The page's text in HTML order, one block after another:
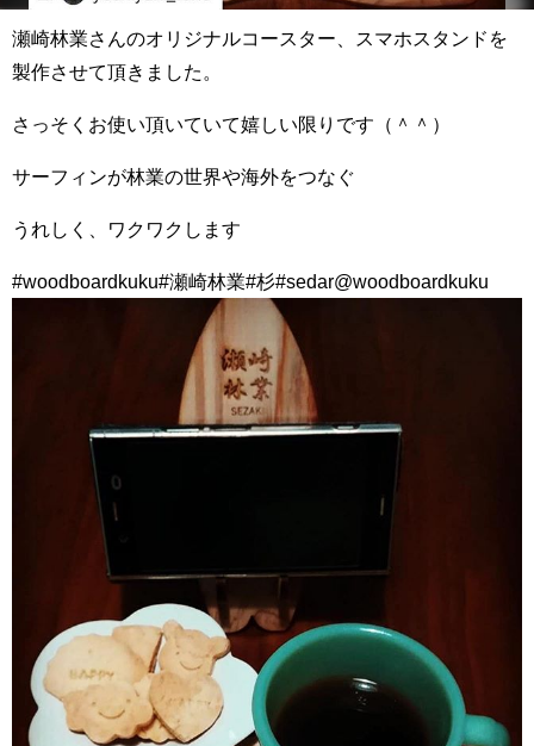
瀬崎林業さんのオリジナルコースター、スマホスタンドを
製作させて頂きました。
さっそくお使い頂いていて嬉しい限りです（＾＾）
サーフィンが林業の世界や海外をつなぐ
うれしく、ワクワクします
#woodboardkuku#瀬崎林業#杉#sedar@woodboardkuku